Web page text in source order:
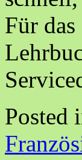
Für
Posted